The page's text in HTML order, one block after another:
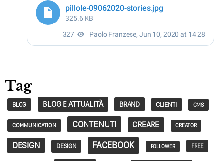
Tag
BLOG BLOG E ATTUALITÀ BRAND CLIENTI CMS
COMMUNICATION CONTENUTI CREARE CREATOR
DESIGN DESIGN FACEBOOK FOLLOWER FREE